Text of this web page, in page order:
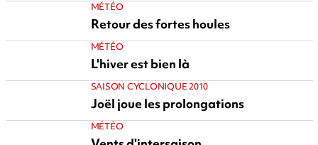
MÉTÉO
Retour des fortes houles
MÉTÉO
L'hiver est bien là
SAISON CYCLONIQUE 2010
Joël joue les prolongations
MÉTÉO